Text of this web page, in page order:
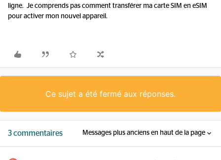
ligne. Je comprends pas comment transférer ma carte SIM en eSIM
pour activer mon nouvel appareil.
Ce sujet a été fermé aux réponses.
3 commentaires Messages plus anciens en haut de la page